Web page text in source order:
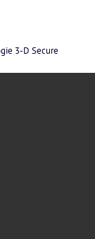
3-D Secure